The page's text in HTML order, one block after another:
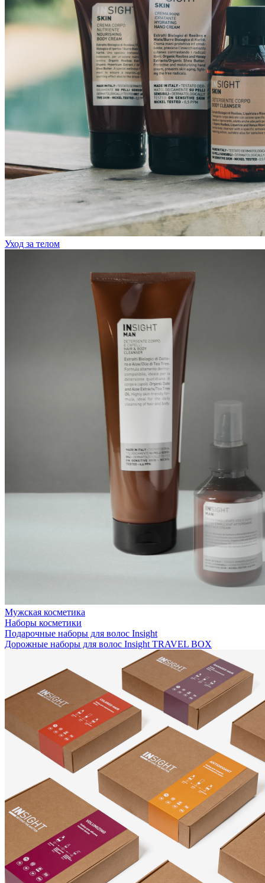
Уход за телом
Мужская косметика
Наборы косметики
Подарочные наборы для волос Insight
Дорожные наборы для волос Insight TRAVEL BOX